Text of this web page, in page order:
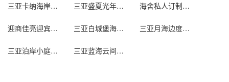
三亚卡纳海岸艺术客栈 三亚盛夏光年客栈 海舍私人订制酒店（三亚蜈支洲岛店）
迎商佳亮迎宾大酒店（三亚大东海店） 三亚白城堡海滩俱乐部 三亚月海边度假公寓
三亚泊岸小庭海景公寓 三亚蓝海云间海景度假公寓